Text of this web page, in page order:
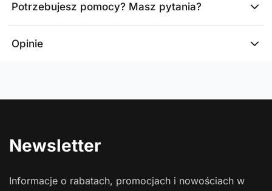
Potrzebujesz pomocy? Masz pytania?
Opinie
Newsletter
Informacje o rabatach, promocjach i nowościach w